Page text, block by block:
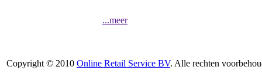
...meer
Copyright © 2010 Online Retail Service BV. Alle rechten